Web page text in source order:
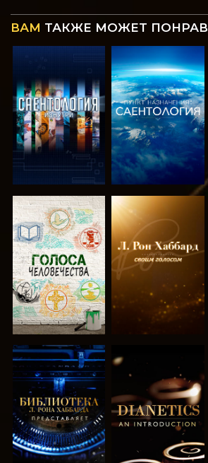
ВАМ ТАКЖЕ МОЖЕТ
СМОТРЕТЬ
ПЕРЕДАЧИ
СМОТРЕТЬ
ПЕРЕДАЧИ
СМОТРЕТЬ
ПЕРЕДАЧИ
СМОТРЕТЬ
ПЕРЕДАЧИ